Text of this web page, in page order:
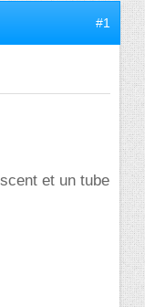
#1
et un tube